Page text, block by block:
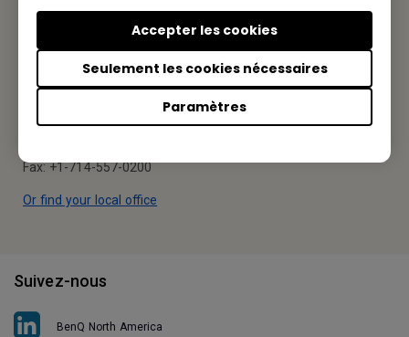
Paramètres
Seulement les cookies nécessaires
Accepter les cookies
Votre BenQ
BenQ America Corp.
3200 Park Center Drive, Suite 150 Costa Mesa, CA 92626,
Fax: +1-714-557-0200
Or find your local office
Suivez-nous
BenQ North America